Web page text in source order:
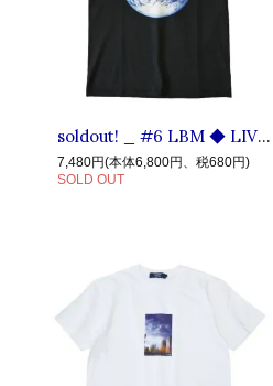
soldout! _ #6 LBM ◆ LIVE IN FAB EARTH リブインファブアース : 半袖 アースTシャツ Black
7,480円(本体6,800円、税680円)
SOLD OUT